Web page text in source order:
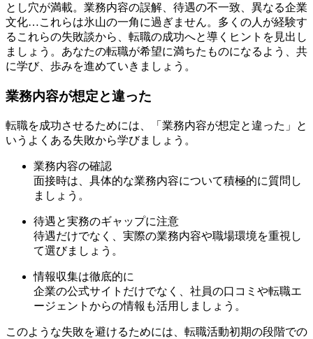
とし穴が満載。業務内容の誤解、待遇の不一致、異なる企業
文化…これらは氷山の一角に過ぎません。多くの人が経験す
るこれらの失敗談から、転職の成功へと導くヒントを見出し
ましょう。あなたの転職が希望に満ちたものになるよう、共
に学び、歩みを進めていきましょう。
業務内容が想定と違った
転職を成功させるためには、「業務内容が想定と違った」と
いうよくある失敗から学びましょう。
業務内容の確認
面接時は、具体的な業務内容について積極的に質問し
ましょう。
待遇と実務のギャップに注意
待遇だけでなく、実際の業務内容や職場環境を重視し
て選びましょう。
情報収集は徹底的に
企業の公式サイトだけでなく、社員の口コミや転職エ
ージェントからの情報も活用しましょう。
このような失敗を避けるためには、転職活動初期の段階での